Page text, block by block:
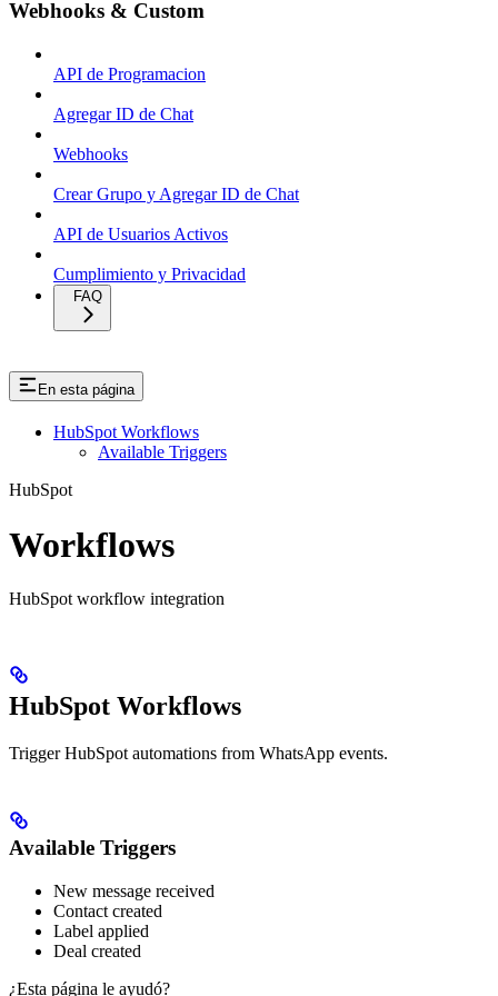
Webhooks & Custom
API de Programacion
Agregar ID de Chat
Webhooks
Crear Grupo y Agregar ID de Chat
API de Usuarios Activos
Cumplimiento y Privacidad
FAQ
En esta página
HubSpot Workflows
Available Triggers
HubSpot
Workflows
HubSpot workflow integration
HubSpot Workflows
Trigger HubSpot automations from WhatsApp events.
Available Triggers
New message received
Contact created
Label applied
Deal created
¿Esta página le ayudó?